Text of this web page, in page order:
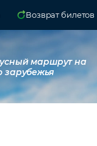
Возврат билетов
маршрут на
зарубежья